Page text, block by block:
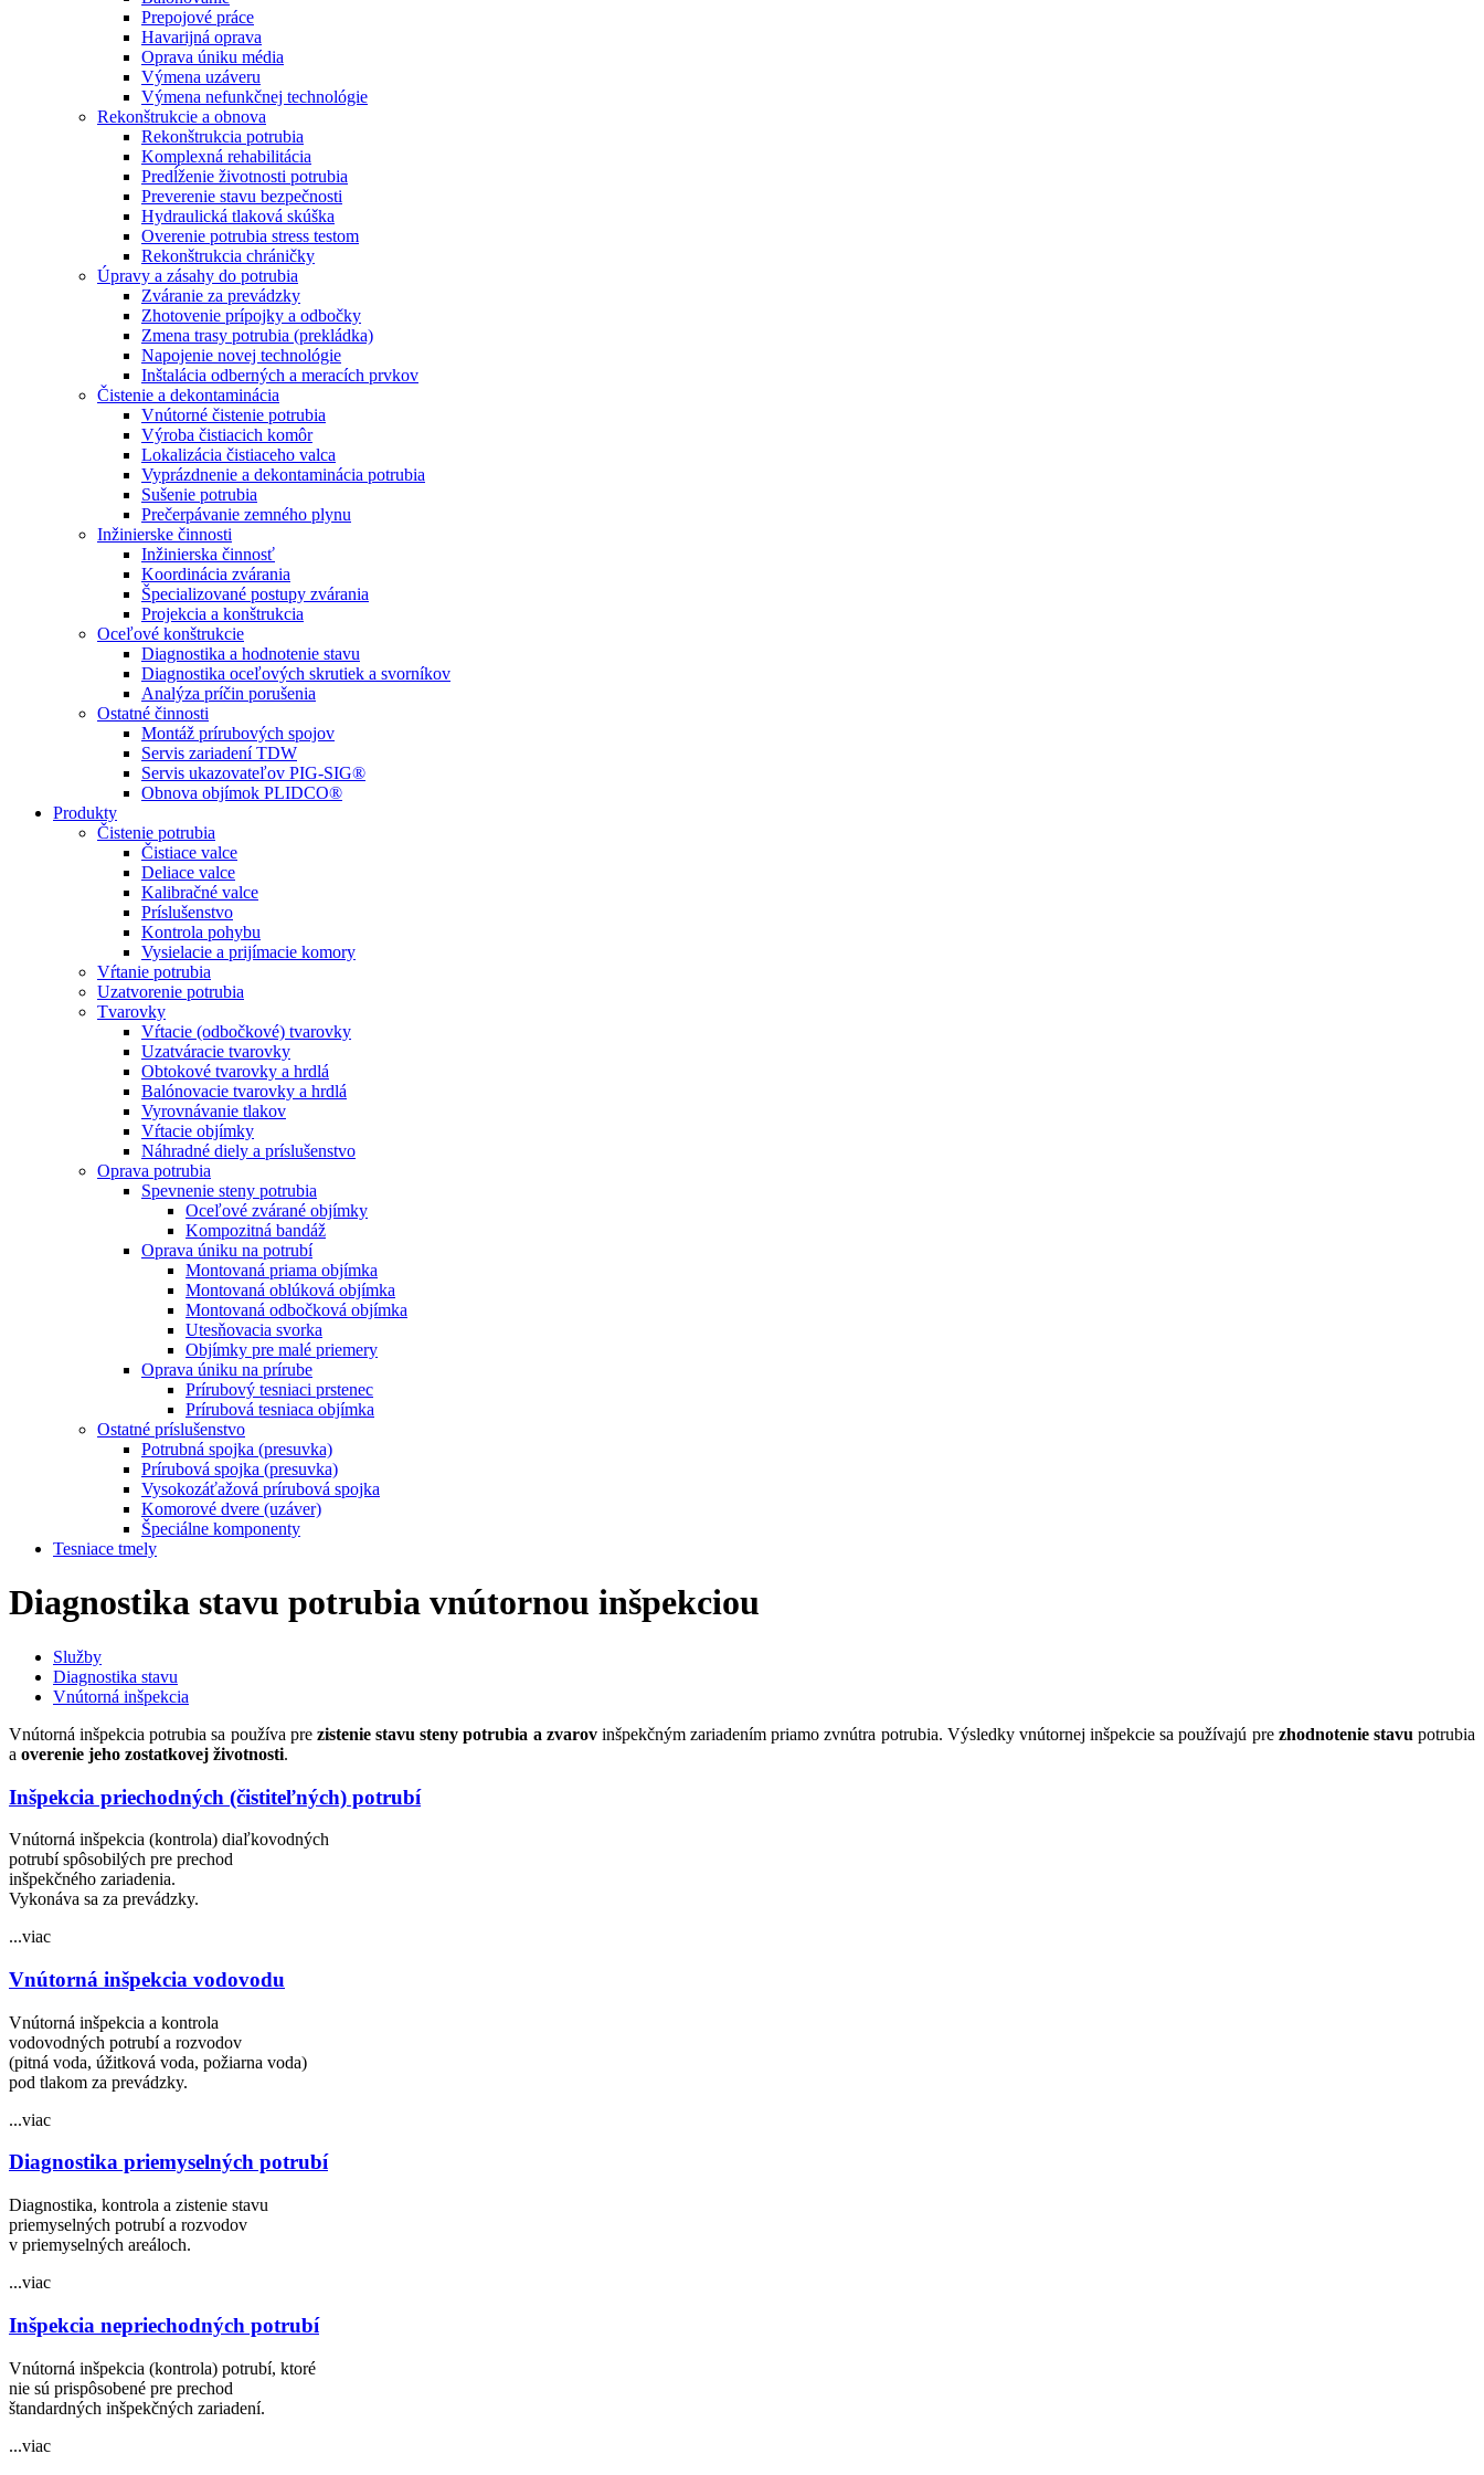
Prepojové práce
Havarijná oprava
Oprava úniku média
Výmena uzáveru
Výmena nefunkčnej technológie
Rekonštrukcie a obnova
Rekonštrukcia potrubia
Komplexná rehabilitácia
Predĺženie životnosti potrubia
Preverenie stavu bezpečnosti
Hydraulická tlaková skúška
Overenie potrubia stress testom
Rekonštrukcia chráničky
Úpravy a zásahy do potrubia
Zváranie za prevádzky
Zhotovenie prípojky a odbočky
Zmena trasy potrubia (prekládka)
Napojenie novej technológie
Inštalácia odberných a meracích prvkov
Čistenie a dekontaminácia
Vnútorné čistenie potrubia
Výroba čistiacich komôr
Lokalizácia čistiaceho valca
Vyprázdnenie a dekontaminácia potrubia
Sušenie potrubia
Prečerpávanie zemného plynu
Inžinierske činnosti
Inžinierska činnosť
Koordinácia zvárania
Špecializované postupy zvárania
Projekcia a konštrukcia
Oceľové konštrukcie
Diagnostika a hodnotenie stavu
Diagnostika oceľových skrutiek a svorníkov
Analýza príčin porušenia
Ostatné činnosti
Montáž prírubových spojov
Servis zariadení TDW
Servis ukazovateľov PIG-SIG®
Obnova objímok PLIDCO®
Produkty
Čistenie potrubia
Čistiace valce
Deliace valce
Kalibračné valce
Príslušenstvo
Kontrola pohybu
Vysielacie a prijímacie komory
Vŕtanie potrubia
Uzatvorenie potrubia
Tvarovky
Vŕtacie (odbočkové) tvarovky
Uzatváracie tvarovky
Obtokové tvarovky a hrdlá
Balónovacie tvarovky a hrdlá
Vyrovnávanie tlakov
Vŕtacie objímky
Náhradné diely a príslušenstvo
Oprava potrubia
Spevnenie steny potrubia
Oceľové zvárané objímky
Kompozitná bandáž
Oprava úniku na potrubí
Montovaná priama objímka
Montovaná oblúková objímka
Montovaná odbočková objímka
Utesňovacia svorka
Objímky pre malé priemery
Oprava úniku na prírube
Prírubový tesniaci prstenec
Prírubová tesniaca objímka
Ostatné príslušenstvo
Potrubná spojka (presuvka)
Prírubová spojka (presuvka)
Vysokozáťažová prírubová spojka
Komorové dvere (uzáver)
Špeciálne komponenty
Tesniace tmely
Diagnostika stavu potrubia vnútornou inšpekciou
Služby
Diagnostika stavu
Vnútorná inšpekcia
Vnútorná inšpekcia potrubia sa používa pre zistenie stavu steny potrubia a zvarovinšpekčným zariadením priamo zvnútra potrubia. Výsledky vnútornej inšpekcie sa používajú pre zhodnotenie stavu potrubia
a overenie jeho zostatkovej životnosti.
Inšpekcia priechodných (čistiteľných) potrubí
Vnútorná inšpekcia (kontrola) diaľkovodných
potrubí spôsobilých pre prechod
inšpekčného zariadenia.
Vykonáva sa za prevádzky.
...viac
Vnútorná inšpekcia vodovodu
Vnútorná inšpekcia a kontrola
vodovodných potrubí a rozvodov
(pitná voda, úžitková voda, požiarna voda)
pod tlakom za prevádzky.
...viac
Diagnostika priemyselných potrubí
Diagnostika, kontrola a zistenie stavu
priemyselných potrubí a rozvodov
v priemyselných areáloch.
...viac
Inšpekcia nepriechodných potrubí
Vnútorná inšpekcia (kontrola) potrubí, ktoré
nie sú prispôsobené pre prechod
štandardných inšpekčných zariadení.
...viac